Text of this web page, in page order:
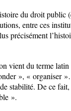
du droit public
entre ces
précisément
vient du terme latin
», « organiser
stabilité. De ce fait,
».